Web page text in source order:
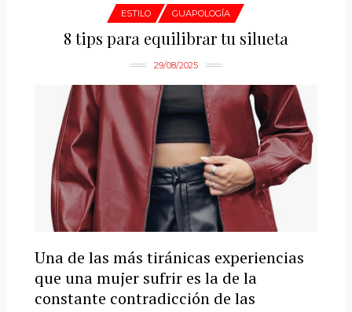
ESTILO GUAPOLOGÍA
8 tips para equilibrar tu silueta
29/08/2025
Una de las más tiránicas experiencias
que una mujer sufrir es la de la
constante contradicción de las